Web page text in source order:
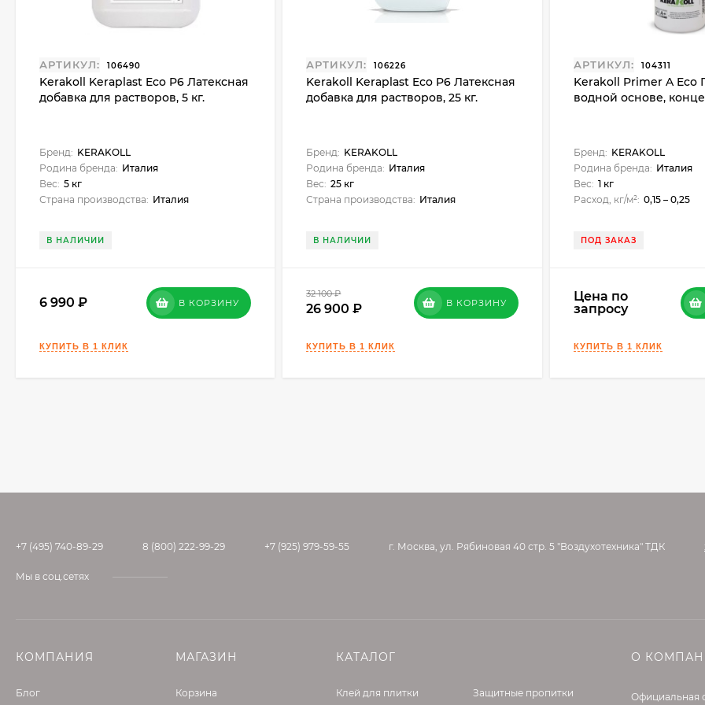
АРТИКУЛ: 106490
Kerakoll Keraplast Eco P6 Латексная
добавка для растворов, 5 кг.
Бренд: KERAKOLL
Родина бренда: Италия
Вес: 5 кг
Страна производства: Италия
В НАЛИЧИИ
6 990 В КОРЗИНУ
АРТИКУЛ: 106226
Kerakoll Keraplast Eco P6 Латексная
добавка для растворов, 25 кг.
Бренд: KERAKOLL
Родина бренда: Италия
Вес: 25 кг
Страна производства: Италия
В НАЛИЧИИ
32 100 ₽
26 900 В КОРЗИНУ
АРТИКУЛ: 104311
Kerakoll Primer A Eco
водной основе,
Бренд: KERAKOLL
Родина бренда: Италия
Вес: 1 кг
Расход, кг/м²: 0,15 – 0,25
ПОД ЗАКАЗ
Цена по
запросу
+7 (495) 740-89-29 8 (800) 222-99-29 +7 (925) 979-59-55 г. Москва, ул. Рябиновая 40 стр. 5 "Воздухотехника" ТДК
Мы в соц.сетях
КОМПАНИЯ
Блог
МАГАЗИН
Корзина
КАТАЛОГ
Клей для плитки Защитные пропитки
О
Официальная